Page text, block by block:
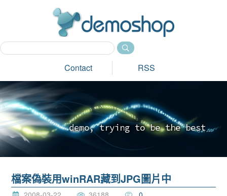
Contact RSS
demo, tryi ng to be the best_
檔案偽裝用winRAR藏到JPG圖片中